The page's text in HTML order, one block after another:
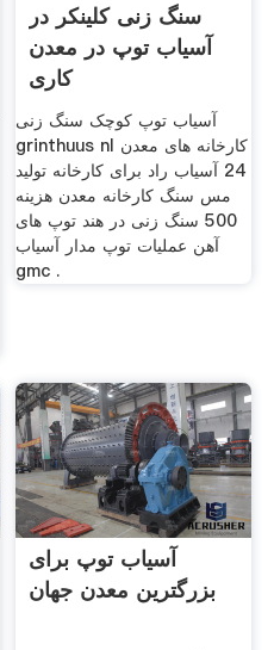
سنگ زنی کلینکر در
آسیاب توپ در معدن
کاری
آسیاب توپ کوچک سنگ زنی
grinthuus nl کارخانه های معدن
24 آسیاب راد برای کارخانه تولید
مس سنگ کارخانه معدن هزینه
500 سنگ زنی در هند توپ های
آهن عملیات توپ مدار آسیاب
gmc .
آسیاب توپ برای
بزرگترین معدن جهان